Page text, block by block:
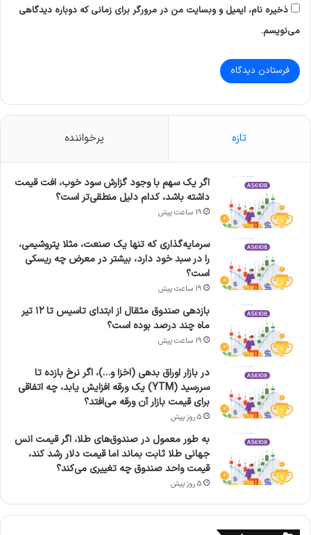
ذخیره نام، ایمیل و وبسایت من در مرورگر برای زمانی که دوباره دیدگاهی
می‌نویسم.
تازه پرخواننده
اگر یک سهم با وجود گزارش سود خوب، افت قیمت
داشته باشد، کدام دلیل منطقی‌تر است؟
19 ساعت پیش
سرمایه‌گذاری که تنها یک صنعت، مثلا پتروشیمی،
را در سبد خود دارد، بیشتر در معرض چه ریسکی
است؟
19 ساعت پیش
بازدهی صندوق مثقال از ابتدای تاسیس تا ۱۲ تیر
ماه چند درصد بوده است؟
19 ساعت پیش
در بازار اوراق بدهی (اخزا و…)، اگر نرخ بازده تا
سررسید (YTM) یک ورقه افزایش یابد، چه اتفاقی
برای قیمت بازار آن ورقه می‌افتد؟
5 روز پیش
به طور معمول در صندوق‌های طلا، اگر قیمت انس
جهانی طلا ثابت بماند اما قیمت دلار رشد کند،
قیمت واحد صندوق چه تغییری می‌کند؟
5 روز پیش